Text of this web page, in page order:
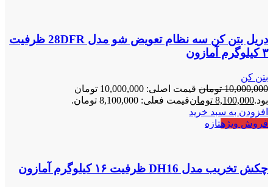
دریل بتن کن سه نظام تعویض شو مدل 28DFR ظرفیت
۳ کیلوگرم آمازون
بتن کن
10,000,000 تومان
قیمت اصلی: 10,000,000 تومان
بود.8,100,000 تومانقیمت فعلی: 8,100,000 تومان.
افزودن به سبد خرید
فروش ویژهتازه
چکش تخریب مدل DH16 ظرفیت ۱۶ کیلوگرم آمازون